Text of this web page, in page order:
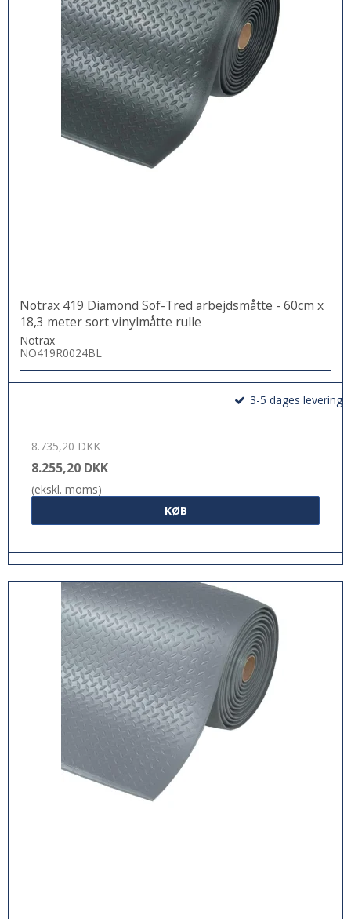
Notrax 419 Diamond Sof-Tred arbejdsmåtte - 60cm x
18,3 meter sort vinylmåtte rulle
Notrax
NO419R0024BL
3-5 dages levering
8.735,20 DKK
8.255,20 DKK
(ekskl. moms)
KØB